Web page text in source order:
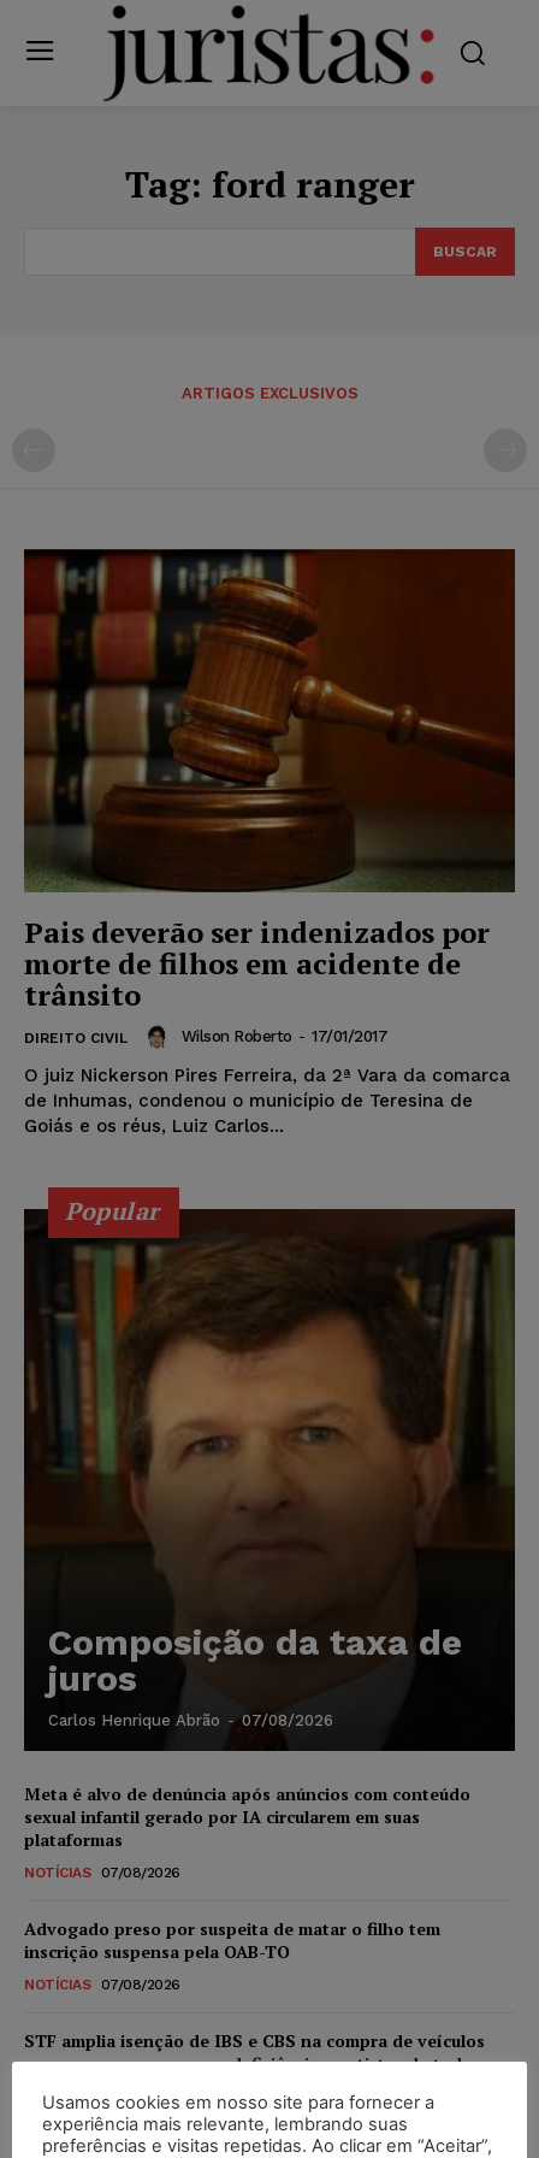
Tag: ford ranger
BUSCAR
ARTIGOS EXCLUSIVOS
Pais deverão ser indenizados por
morte de filhos em acidente de
trânsito
DIREITO CIVIL Wilson Roberto - 17/01/2017
O juiz Nickerson Pires Ferreira, da 2ª Vara da comarca
de Inhumas, condenou o município de Teresina de
Goiás e os réus, Luiz Carlos...
Popular
Composição da taxa de
juros
Carlos Henrique Abrão - 07/08/2026
Meta é alvo de denúncia após anúncios com conteúdo
sexual infantil gerado por IA circularem em suas
plataformas
NOTÍCIAS 07/08/2026
Advogado preso por suspeita de matar o filho tem
inscrição suspensa pela OAB-TO
NOTÍCIAS 07/08/2026
STF amplia isenção de IBS e CBS na compra de veículos
novos para pessoas com deficiência e autistas de todos os
DIREITO TRIBUTÁRIO 07/08/2026
Usamos cookies em nosso site para fornecer a
experiência mais relevante, lembrando suas
preferências e visitas repetidas. Ao clicar em “Aceitar”,